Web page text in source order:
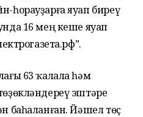
һорауҙарға яуап биреү
16 мең кеше яуап
63 ҡалала һәм
эштәре
баһаланған. Йәшел төҫ